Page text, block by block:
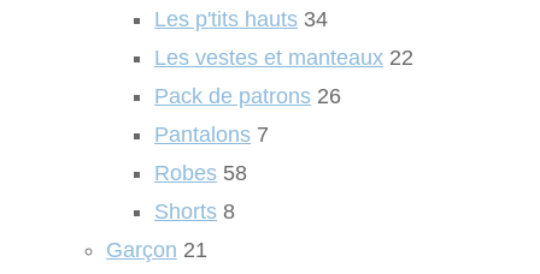
Les p'tits hauts 34
Les vestes et manteaux 22
Pack de patrons 26
Pantalons 7
Robes 58
Shorts 8
Garçon 21